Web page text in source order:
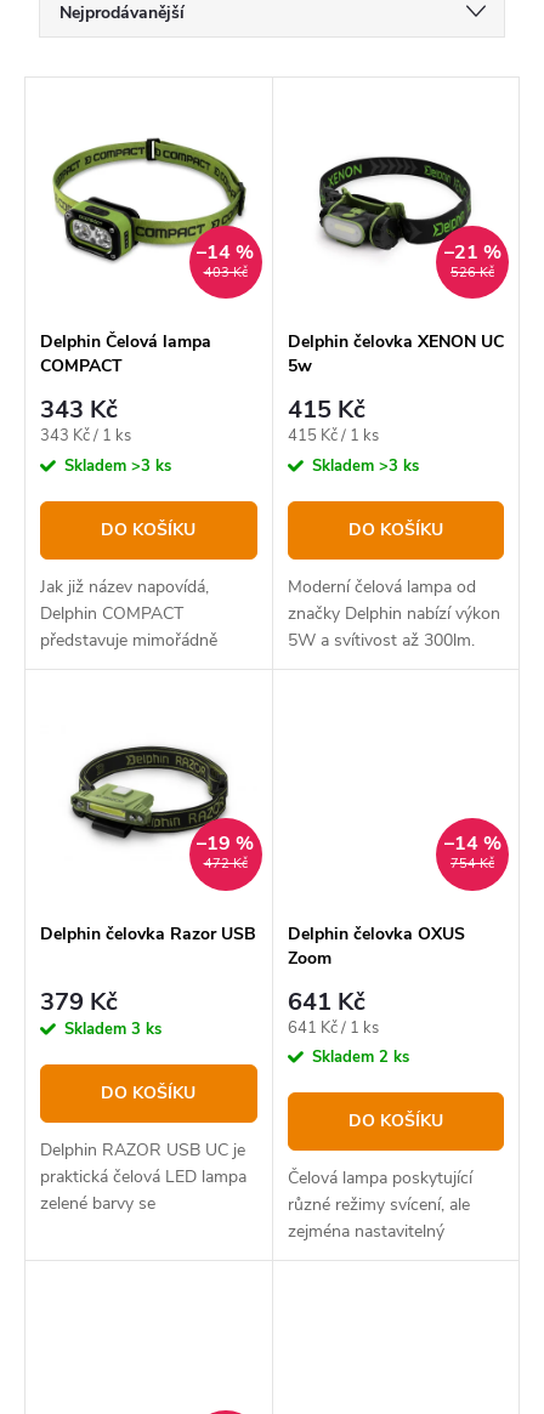
a
z
n
o
d
u
k
t
ů
Nejprodávanější
Nejdražší
Abecedně
p
r
o
d
u
k
t
ů
403 Kč
–14 %
Delphin Čelová lampa
COMPACT
343 Kč
Měrná
cena:
343 Kč / 1 ks
Skladem >3 ks
DO KOŠÍKU
Jak již název napovídá,
Delphin COMPACT
představuje mimořádně
kompaktní, nabíjecí čelovou
526 Kč
–21 %
Delphin čelovka XENON UC
5w
415 Kč
Měrná
cena:
415 Kč / 1 ks
Skladem >3 ks
DO KOŠÍKU
Moderní čelová lampa od
značky Delphin nabízí výkon
5W a svítivost až 300lm.
Dobíjení lampy je řešeno
472 Kč
–19 %
Delphin čelovka Razor USB
379 Kč
Skladem 3 ks
DO KOŠÍKU
Delphin RAZOR USB UC je
praktická čelová LED lampa
zelené barvy se
jejíž kapacita je 500mAh.
754 Kč
–14 %
Delphin čelovka OXUS
Zoom
641 Kč
Měrná
cena:
641 Kč / 1 ks
Skladem 2 ks
DO KOŠÍKU
Čelová lampa poskytující
různé režimy svícení, ale
zejména nastavitelný
světelný paprsek, díky